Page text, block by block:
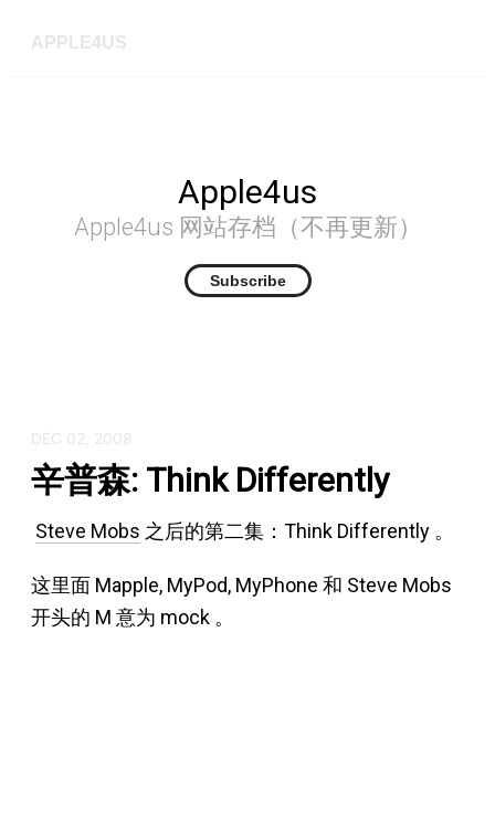
APPLE4US
Apple4us
Apple4us 网站存档（不再更新）
Subscribe
DEC 02, 2008
辛普森: Think Differently
Steve Mobs 之后的第二集：Think Differently 。
这里面 Mapple, MyPod, MyPhone 和 Steve Mobs
开头的 M 意为 mock 。